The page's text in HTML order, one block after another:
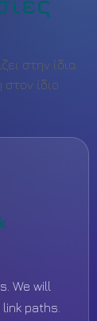
στην ίδια
ίδιο
We will
paths.